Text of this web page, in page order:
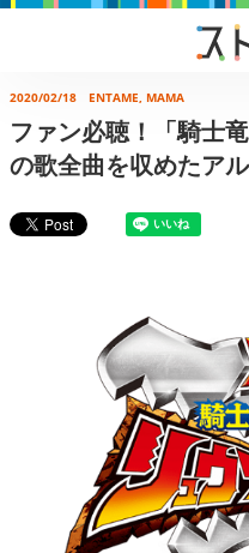
2020/02/18 ENTAME, MAMA
ファン必聴！「騎士
の歌全曲を収めたア